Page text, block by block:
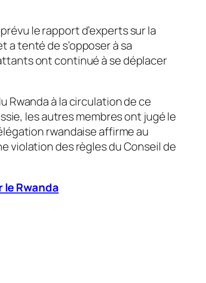
le rapport d’experts sur la
a tenté de s’opposer à sa
ont continué à se déplacer
Rwanda à la circulation de ce
les autres membres ont jugé le
rwandaise affirme au
violation des règles du Conseil de
le Rwanda